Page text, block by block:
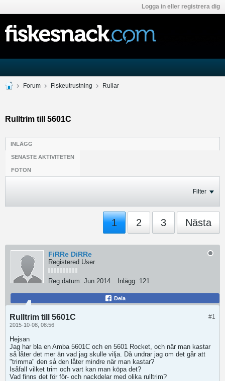
Logga in eller registrera dig
Forum Fiskeutrustning Rullar
Rulltrim till 5601C
INLÄGG
SENASTE AKTIVITETEN
FOTON
Filter
1 2 3 Nästa
FiRRe DiRRe
Registered User
Reg.datum: Jun 2014 Inlägg: 121
Dela
#1
Rulltrim till 5601C
2015-10-08, 08:56
Hejsan
Jag har bla en Amba 5601C och en 5601 Rocket, och när man kastar
så låter det mer än vad jag skulle vilja. Då undrar jag om det går att
"trimma" den så den låter mindre när man kastar?
Isåfall vilket trim och vart kan man köpa det?
Vad finns det för för- och nackdelar med olika rulltrim?